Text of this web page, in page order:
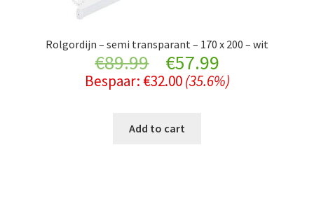
Rolgordijn – semi transparant – 170 x 200 – wit
€89.99
Original
price
was:
€57.99Current
price
Bespaar: €32.00 (35.6%)
Add to cart